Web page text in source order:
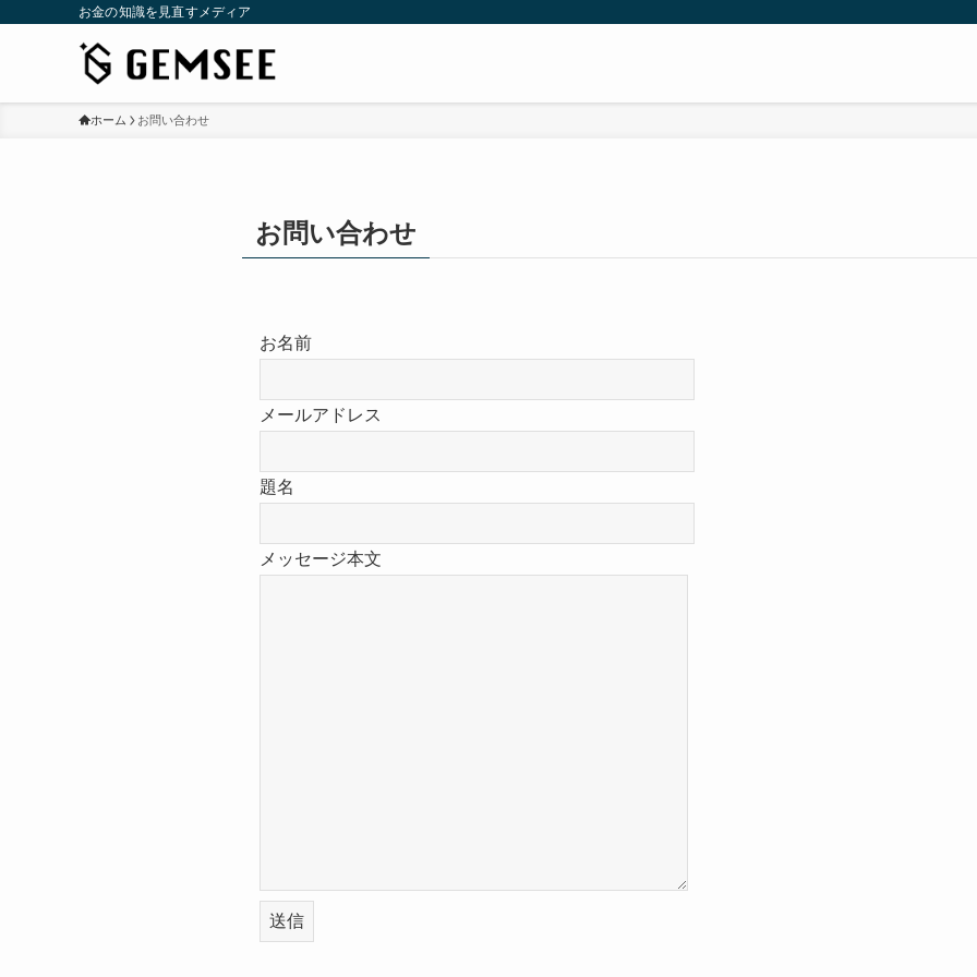
お金の知識を見直すメディア
ホーム お問い合わせ
お問い合わせ
お名前
メールアドレス
題名
メッセージ本文